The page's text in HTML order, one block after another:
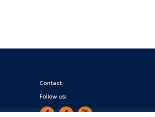
Contact
Follow us: